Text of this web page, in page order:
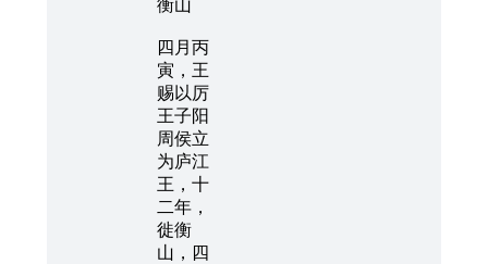
衡山
四月丙
寅，王
赐以厉
王子阳
周侯立
为庐江
王，十
二年，
徙衡
山，四